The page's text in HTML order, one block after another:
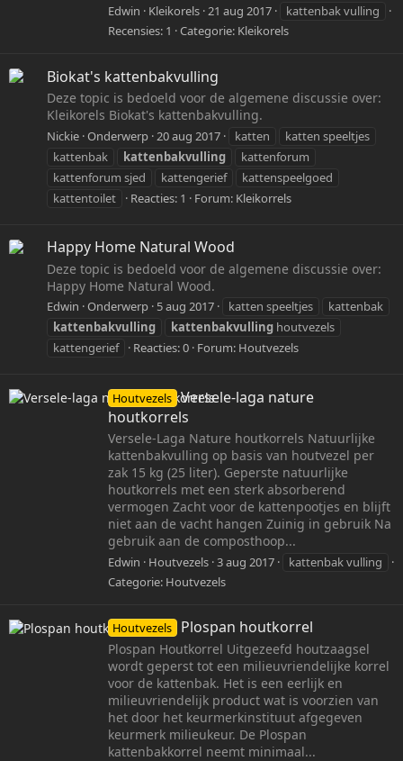
Edwin Kleikorels 21 aug 2017
kattenbak vulling
Recensies: 1
Categorie: Kleikorels
Biokat's kattenbakvulling
Deze topic is bedoeld voor de algemene discussie over:
Kleikorels Biokat's kattenbakvulling.
Nickie Onderwerp 20 aug 2017 katten
katten speeltjes
kattenbak
kattenbakvulling
kattenforum
kattenforum sjed
kattengerief
kattenspeelgoed
kattentoilet
Reacties: 1 Forum: Kleikorrels
Happy Home Natural Wood
Deze topic is bedoeld voor de algemene discussie over:
Happy Home Natural Wood.
Edwin Onderwerp 5 aug 2017 katten speeltjes
kattenbak
kattenbakvulling
kattenbakvulling houtvezels
kattengerief
Reacties: 0 Forum: Houtvezels
Houtvezels Versele-laga nature
houtkorrels
Versele-Laga Nature houtkorrels Natuurlijke
kattenbakvulling op basis van houtvezel per
zak 15 kg (25 liter). Geperste natuurlijke
houtkorrels met een sterk absorberend
vermogen Zacht voor de kattenpootjes en blijft
niet aan de vacht hangen Zuinig in gebruik Na
gebruik aan de composthoop...
Edwin Houtvezels 3 aug 2017
kattenbak vulling
Categorie: Houtvezels
Houtvezels Plospan houtkorrel
Plospan Houtkorrel Uitgezeefd houtzaagsel
wordt geperst tot een milieuvriendelijke korrel
voor de kattenbak. Het is een eerlijk en
milieuvriendelijk product wat is voorzien van
het door het keurmerkinstituut afgegeven
keurmerk milieukeur. De Plospan
kattenbakkorrel neemt minimaal...